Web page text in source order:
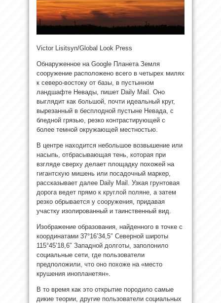
Victor Lisitsyn/Global Look Press
Обнаруженное на Google Планета Земля
сооружение расположено всего в четырех милях
к северо-востоку от базы, в пустынном
ландшафте Невады, пишет Daily Mail. Оно
выглядит как большой, почти идеальный круг,
вырезанный в бесплодной пустыне Невада, с
бледной грязью, резко контрастирующей с
более темной окружающей местностью.
В центре находится небольшое возвышение или
насыпь, отбрасывающая тень, которая при
взгляде сверху делает площадку похожей на
гигантскую мишень или посадочный маркер,
рассказывает далее Daily Mail. Узкая грунтовая
дорога ведет прямо к круглой поляне, а затем
резко обрывается у сооружения, придавая
участку изолированный и таинственный вид.
Изображение образования, найденного в точке с
координатами 37°16’34,5″ Северной широты
115°45’18,6″ Западной долготы, заполонило
социальные сети, где пользователи
предположили, что оно похоже на «место
крушения инопланетян».
В то время как это открытие породило самые
дикие теории, другие пользователи социальных